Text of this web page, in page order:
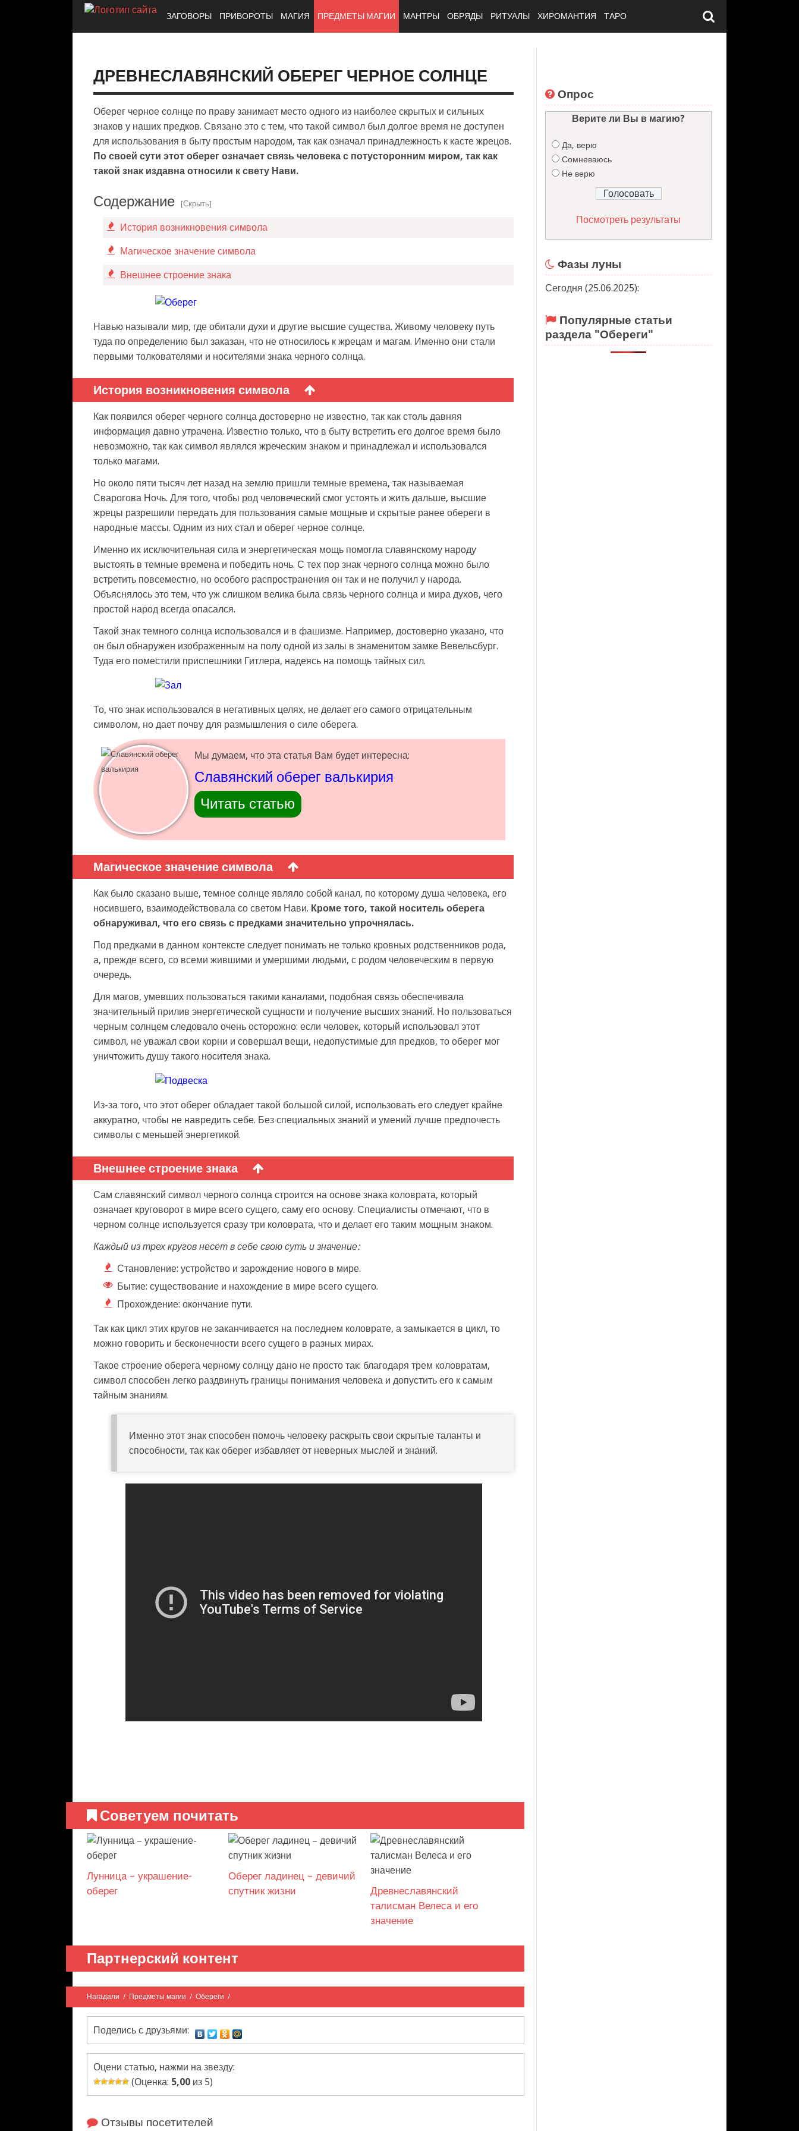
ЗАГОВОРЫ ПРИВОРОТЫ МАГИЯ ПРЕДМЕТЫ МАГИИ МАНТРЫ ОБРЯДЫ РИТУАЛЫ ХИРОМАНТИЯ ТАРО
ДРЕВНЕСЛАВЯНСКИЙ ОБЕРЕГ ЧЕРНОЕ СОЛНЦЕ
Оберег черное солнце по праву занимает место одного из наиболее скрытых и сильных
знаков у наших предков. Связано это с тем, что такой символ был долгое время не доступен
для использования в быту простым народом, так как означал принадлежность к касте жрецов.
По своей сути этот оберег означает связь человека с потусторонним миром, так как
такой знак издавна относили к свету Нави.
Содержание [Скрыть]
История возникновения символа
Магическое значение символа
Внешнее строение знака
Навью называли мир, где обитали духи и другие высшие существа. Живому человеку путь
туда по определению был заказан, что не относилось к жрецам и магам. Именно они стали
первыми толкователями и носителями знака черного солнца.
История возникновения символа
Как появился оберег черного солнца достоверно не известно, так как столь давняя
информация давно утрачена. Известно только, что в быту встретить его долгое время было
невозможно, так как символ являлся жреческим знаком и принадлежал и использовался
только магами.
Но около пяти тысяч лет назад на землю пришли темные времена, так называемая
Сварогова Ночь. Для того, чтобы род человеческий смог устоять и жить дальше, высшие
жрецы разрешили передать для пользования самые мощные и скрытые ранее обереги в
народные массы. Одним из них стал и оберег черное солнце.
Именно их исключительная сила и энергетическая мощь помогла славянскому народу
выстоять в темные времена и победить ночь. С тех пор знак черного солнца можно было
встретить повсеместно, но особого распространения он так и не получил у народа.
Объяснялось это тем, что уж слишком велика была связь черного солнца и мира духов, чего
простой народ всегда опасался.
Такой знак темного солнца использовался и в фашизме. Например, достоверно указано, что
он был обнаружен изображенным на полу одной из залы в знаменитом замке Вевельсбург.
Туда его поместили приспешники Гитлера, надеясь на помощь тайных сил.
То, что знак использовался в негативных целях, не делает его самого отрицательным
символом, но дает почву для размышления о силе оберега.
Мы думаем, что эта статья Вам будет интересна:
Славянский оберег валькирия
Читать статью
Магическое значение символа
Как было сказано выше, темное солнце являло собой канал, по которому душа человека, его
носившего, взаимодействовала со светом Нави. Кроме того, такой носитель оберега
обнаруживал, что его связь с предками значительно упрочнялась.
Под предками в данном контексте следует понимать не только кровных родственников рода,
а, прежде всего, со всеми жившими и умершими людьми, с родом человеческим в первую
очередь.
Для магов, умевших пользоваться такими каналами, подобная связь обеспечивала
значительный прилив энергетической сущности и получение высших знаний. Но пользоваться
черным солнцем следовало очень осторожно: если человек, который использовал этот
символ, не уважал свои корни и совершал вещи, недопустимые для предков, то оберег мог
уничтожить душу такого носителя знака.
Из-за того, что этот оберег обладает такой большой силой, использовать его следует крайне
аккуратно, чтобы не навредить себе. Без специальных знаний и умений лучше предпочесть
символы с меньшей энергетикой.
Внешнее строение знака
Сам славянский символ черного солнца строится на основе знака коловрата, который
означает круговорот в мире всего сущего, саму его основу. Специалисты отмечают, что в
черном солнце используется сразу три коловрата, что и делает его таким мощным знаком.
Каждый из трех кругов несет в себе свою суть и значение:
Становление: устройство и зарождение нового в мире.
Бытие: существование и нахождение в мире всего сущего.
Прохождение: окончание пути.
Так как цикл этих кругов не заканчивается на последнем коловрате, а замыкается в цикл, то
можно говорить и бесконечности всего сущего в разных мирах.
Такое строение оберега черному солнцу дано не просто так: благодаря трем коловратам,
символ способен легко раздвинуть границы понимания человека и допустить его к самым
тайным знаниям.
Именно этот знак способен помочь человеку раскрыть свои скрытые таланты и
способности, так как оберег избавляет от неверных мыслей и знаний.
Советуем почитать
Лунница – украшение-
оберег
Оберег ладинец – девичий
спутник жизни
Древнеславянский
талисман Велеса и его
значение
Партнерский контент
Нагадали / Предметы магии / Обереги /
Поделись с друзьями:
Оцени статью, нажми на звезду:
(Оценка: 5,00 из 5)
Отзывы посетителей
Опрос
Верите ли Вы в магию?
Да, верю
Сомневаюсь
Не верю
Посмотреть результаты
Фазы луны
Сегодня (25.06.2025):
Популярные статьи
раздела "Обереги"